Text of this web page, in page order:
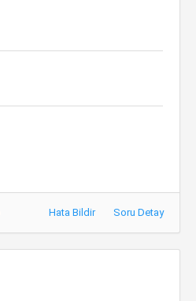
Hata Bildir Soru Detay